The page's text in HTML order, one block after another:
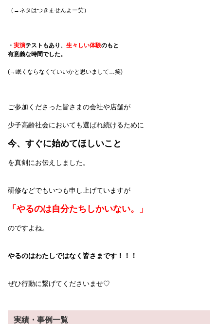
（→ネタはつきませんよー笑）
・ 実演テストもあり、 生々しい体験のもと
有意義な時間でした。
(→眠くならなくていいかと思いまして…笑)
ご参加くださった皆さまの会社や店舗が
少子高齢社会においても選ばれ続けるために
今、すぐに始めてほしいこと
を真剣にお伝えしました。
研修などでもいつも申し上げていますが
「やるのは自分たちしかいない。」
のですよね。
やるのはわたしではなく皆さまです！！！
ぜひ行動に繋げてくださいませ♡
実績・事例一覧